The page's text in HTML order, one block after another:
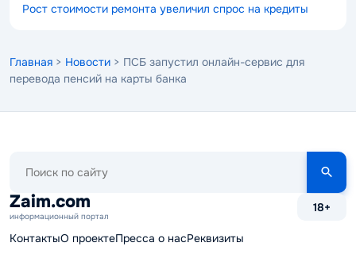
Рост стоимости ремонта увеличил спрос на кредиты
Главная > Новости > ПСБ запустил онлайн-сервис для
перевода пенсий на карты банка
сайту
Zaim.com
информационный портал
18+
КонтактыО проектеПресса о насРеквизиты